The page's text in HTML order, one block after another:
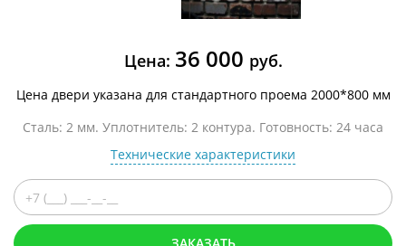
Цена: 36 000 руб.
Цена двери указана для стандартного проема 2000*800 мм
Сталь: 2 мм. Уплотнитель: 2 контура. Готовность: 24 часа
Технические характеристики